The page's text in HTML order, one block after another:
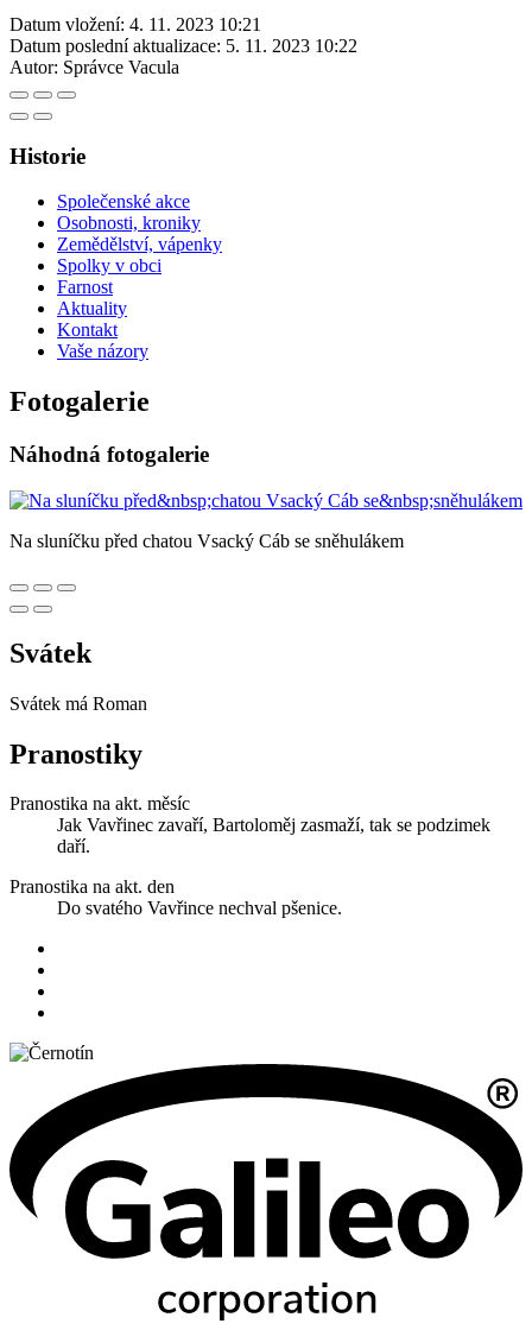
Datum vložení: 4. 11. 2023 10:21
Datum poslední aktualizace: 5. 11. 2023 10:22
Autor: Správce Vacula
Historie
Společenské akce
Osobnosti, kroniky
Zemědělství, vápenky
Spolky v obci
Farnost
Aktuality
Kontakt
Vaše názory
Fotogalerie
Náhodná fotogalerie
Na sluníčku před chatou Vsacký Cáb se sněhulákem
Svátek
Svátek má Roman
Pranostiky
Pranostika na akt. měsíc
Jak Vavřinec zavaří, Bartoloměj zasmaží, tak se podzimek
daří.
Pranostika na akt. den
Do svatého Vavřince nechval pšenice.